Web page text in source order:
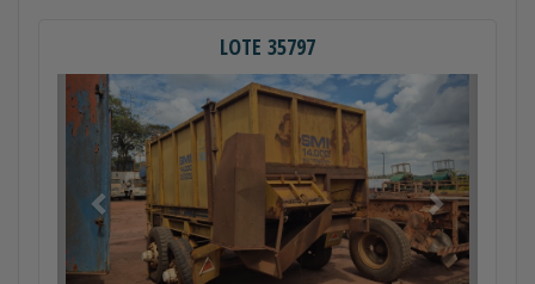
LOTE 35797
Anterior Próximo